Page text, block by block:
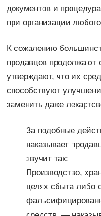
документов и
при организации
К сожалению
продавцов продолжают
утверждают, что их
способствуют
заменить даже
За подобные
наказывает
звучит так:
Производство,
целях сбыта либо